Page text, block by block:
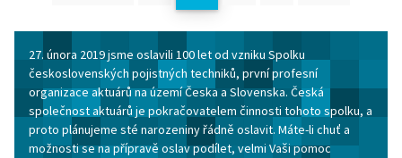
27. února 2019 jsme oslavili 100 let od vzniku Spolku
československých pojistných techniků, první profesní
organizace aktuárů na území Česka a Slovenska. Česká
společnost aktuárů je pokračovatelem činnosti tohoto spolku, a
proto plánujeme sté narozeniny řádně oslavit. Máte-li chuť a
možnosti se na přípravě oslav podílet, velmi Vaši pomoc